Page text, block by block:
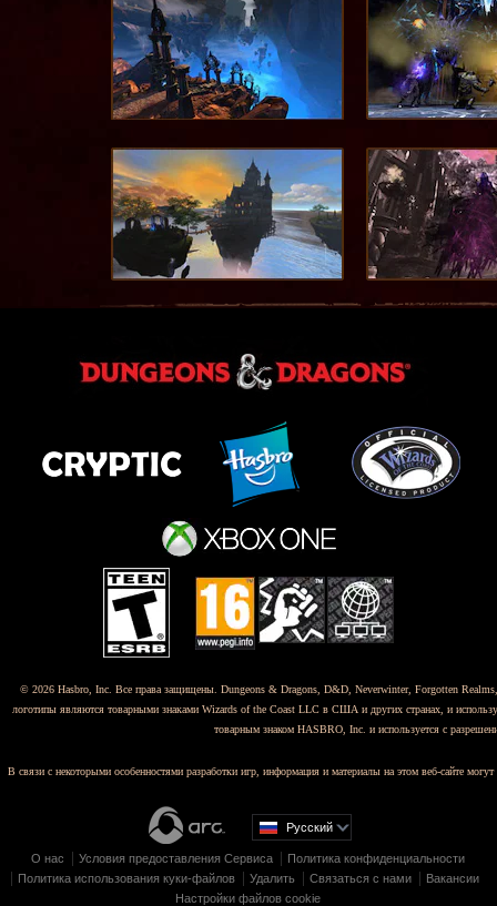
© 2026 Hasbro, Inc. Все права защищены. Dungeons & Dragons, D&D, Neverwinter, Forgotten
логотипы являются товарными знаками Wizards of the Coast LLC в США и других странах, и
товарным знаком HASBRO, Inc. и используется с
В связи с некоторыми особенностями разработки игр, информация и материалы на этом веб-сайте могут
Pусский
О нас Условия предоставления Сервиса
Политика конфиденциальности
Политика использования куки-файлов
Удалить Связаться с нами
Вакансии
Настройки файлов cookie